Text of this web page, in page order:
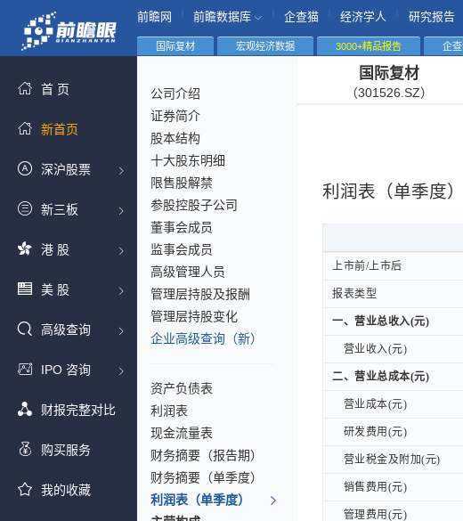
前瞻网 前瞻数据库 企查猫 经济学人 研究报告
首 页
新首页
深沪股票
新三板
港 股
美 股
高级查询
IPO 咨询
财报完整对比
购买服务
我的收藏
国际复材 宏观经济数据 3000+精品报告 企
公司介绍
证券简介
股本结构
十大股东明细
限售股解禁
参股控股子公司
董事会成员
监事会成员
高级管理人员
管理层持股及报酬
管理层持股变化
企业高级查询（新）
资产负债表
利润表
现金流量表
财务摘要（报告期）
财务摘要（单季度）
利润表（单季度）
国际复材
（301526.SZ）
利润表（单季度）
上市前/上市后
报表类型
一、营业总收入(元)
营业收入(元)
二、营业总成本(元)
营业成本(元)
研发费用(元)
营业税金及附加(元)
销售费用(元)
管理费用(元)
上市前/上市后
报表类型
一、营业总收入(元)
营业收入(元)
二、营业总成本(元)
营业成本(元)
研发费用(元)
营业税金及附加(元)
销售费用(元)
管理费用(元)